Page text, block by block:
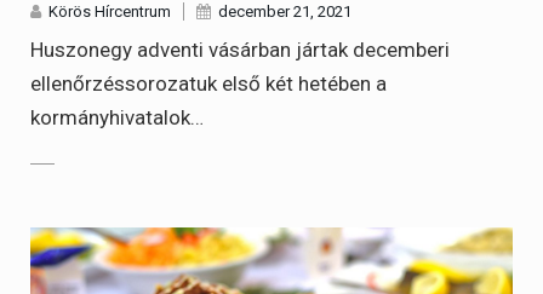
Körös Hírcentrum december 21, 2021
Huszonegy adventi vásárban jártak decemberi
ellenőrzéssorozatuk első két hetében a
kormányhivatalok…